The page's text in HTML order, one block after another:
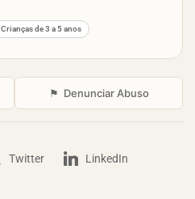
Crianças de 3 a 5 anos
⚑ Denunciar Abuso
Twitter LinkedIn